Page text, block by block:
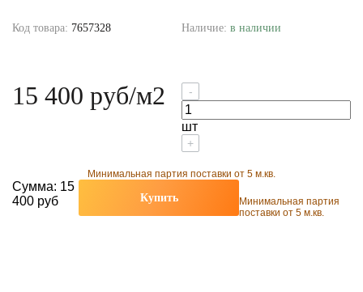
Код товара: 7657328 Наличие: в наличии
15 400 руб/м2 -
шт
+
Минимальная партия поставки от 5 м.кв.
Сумма: 15
400 руб
Купить
Минимальная партия
поставки от 5 м.кв.